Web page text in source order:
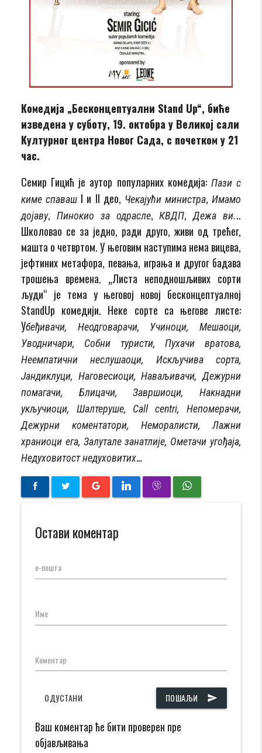
Комедија „Бесконцептуални Stand Up“, биће
изведена у суботу, 19. октобра у Великој сали
Културног центра Новог Сада, с почетком у 21
час.
Семир Гицић је аутор популарних комедија: Пази с
киме спаваш I и II део, Чекајући министра, Имамо
дојаву,Пинокио за одрасле,КВДП, Дежа ви...
Школовао се за једно, ради друго, живи од трећег,
машта о четвртом. У његовим наступима нема вицева,
јефтиних метафора, певања, играња и другог бадава
трошења времена. „Листа неподношљивих сорти
људи“ је тема у његовој новој бесконцептуалној
StandUp комедији. Неке сорте са његове листе:
Убеђивачи, Неодговарачи, Учиноци, Мешаоци,
Уводничари, Собни туристи, Пухачи вратова,
Неемпатични неслушаоци, Искључива сорта,
Јандиклуци, Наговесиоци, Наваљивачи, Дежурни
помагачи, Блицачи, Завршиоци, Накнадни
укључиоци, Шалтеруше, Call centri, Непомерачи,
Дежурни коментатори, Неморалисти, Лажни
храниоци ега, Залутале занатлије, Ометачи угођаја,
Недуховитост недуховитих…
Остави коментар
е-пошта
Име
Коментар
ПОШАЉИ send
ОДУСТАНИ
Ваш коментар ће бити проверен пре
објављивања